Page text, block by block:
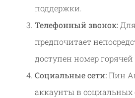
поддержки.
Телефонный звонок:
предпочитает
доступен номер
Социальные сети:Пин
аккаунты в социальных